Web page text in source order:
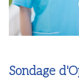
Sondage